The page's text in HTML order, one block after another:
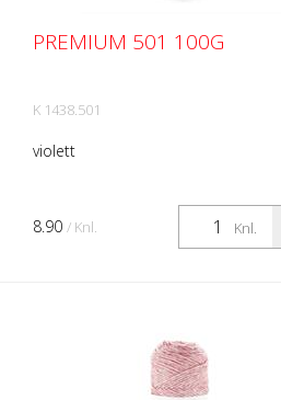
PREMIUM 501 100G
K 1438.501
violett
Knl.
8.90 / Knl.